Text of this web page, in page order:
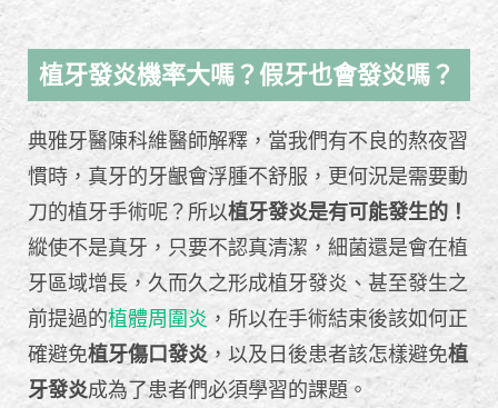
植牙發炎機率大嗎？假牙也會發炎嗎？
典雅牙醫陳科維醫師解釋，當我們有不良的熬夜習
慣時，真牙的牙齦會浮腫不舒服，更何況是需要動
刀的植牙手術呢？所以植牙發炎是有可能發生的！
縱使不是真牙，只要不認真清潔，細菌還是會在植
牙區域增長，久而久之形成植牙發炎、甚至發生之
前提過的植體周圍炎 ，所以在手術結束後該如何正
確避免植牙傷口發炎，以及日後患者該怎樣避免植
牙發炎成為了患者們必須學習的課題。